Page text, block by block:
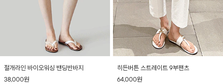
절개라인 바이오워싱 밴딩반바지
38,000원
히든버튼 스트레이트 9부팬츠
64,000원